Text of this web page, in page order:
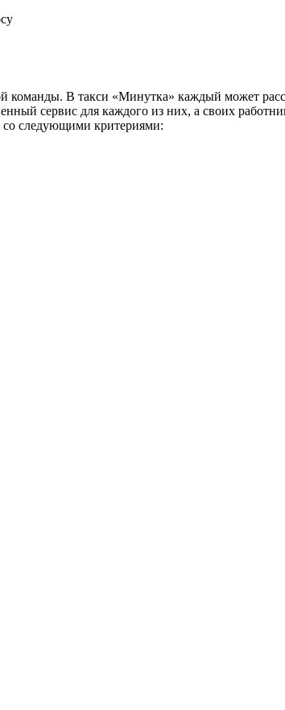
В такси «Минутка» каждый может
сервис для каждого из них, а своих
со следующими критериями: